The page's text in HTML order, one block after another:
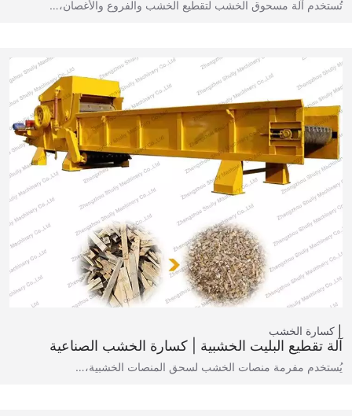
تُستخدم آلة مسحوق الخشب لتقطيع الخشب والفروع والأغصان،…
كسارة الخشب
آلة تقطيع البليت الخشبية | كسارة الخشب الصناعية
يُستخدم مفرمة منصات الخشب لسحق المنصات الخشبية،…